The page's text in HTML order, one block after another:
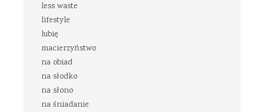
less waste
lifestyle
lubię
macierzyństwo
na obiad
na słodko
na słono
na śniadanie